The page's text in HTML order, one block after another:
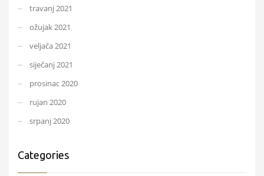
travanj 2021
ožujak 2021
veljača 2021
siječanj 2021
prosinac 2020
rujan 2020
srpanj 2020
Categories